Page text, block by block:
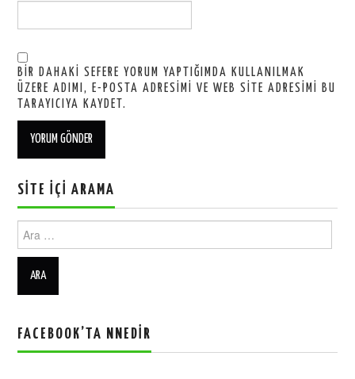
BIR DAHAKI SEFERE YORUM YAPTIĞIMDA KULLANILMAK
ÜZERE ADIMI, E-POSTA ADRESIMI VE WEB SITE ADRESIMI BU
TARAYICIYA KAYDET.
SITE İÇI ARAMA
Ara:
FACEBOOK’TA NNEDIR